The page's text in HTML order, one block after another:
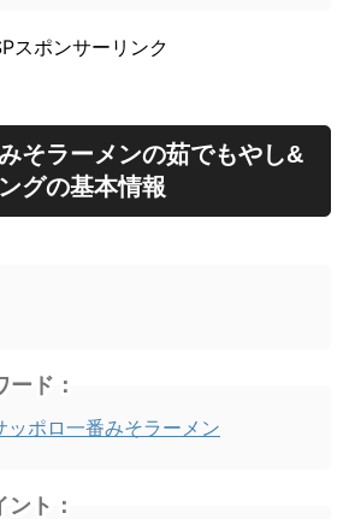
スポンサーリンク
そラーメンの茹でもやし&
グの基本情報
ト：
ード：
ッポロ一番みそラーメン